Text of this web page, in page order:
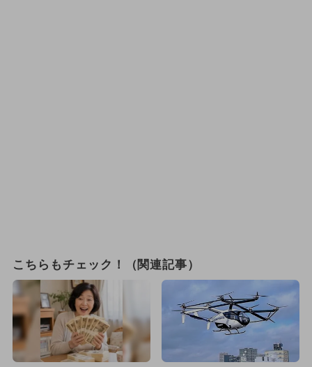
こちらもチェック！（関連記事）